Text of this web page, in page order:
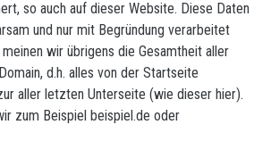
so auch auf dieser Website. Diese Daten
und nur mit Begründung verarbeitet
wir übrigens die Gesamtheit aller
d.h. alles von der Startseite
aller letzten Unterseite (wie dieser hier).
zum Beispiel beispiel.de oder